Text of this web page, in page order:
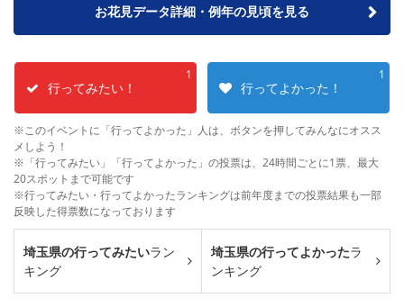
お花見データ詳細・例年の見頃を見る
1
行ってみたい！
1
行ってよかった！
※このイベントに「行ってよかった」人は、ボタンを押してみんなにオスス
メしよう！
※「行ってみたい」「行ってよかった」の投票は、24時間ごとに1票、最大
20スポットまで可能です
※行ってみたい・行ってよかったランキングは前年度までの投票結果も一部
反映した得票数になっております
埼玉県の行ってみたいラン
キング
埼玉県の行ってよかったラ
ンキング